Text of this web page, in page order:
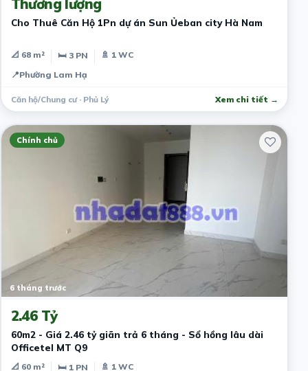
Thương lượng
Cho Thuê Căn Hộ 1Pn dự án Sun Ủeban city Hà Nam
📐 68 m² 🛏 3 PN
🚿 1 WC
📍Phường Lam Hạ
Căn hộ/Chung cư · Phủ Lý Xem chi tiết →
Chính chủ
6 tháng trước
2.46 Tỷ
60m2 - Giá 2.46 tỷ giãn trả 6 tháng - Sổ hồng lâu dài
Officetel MT Q9
📐 60 m² 🛏 1 PN
🚿 1 WC